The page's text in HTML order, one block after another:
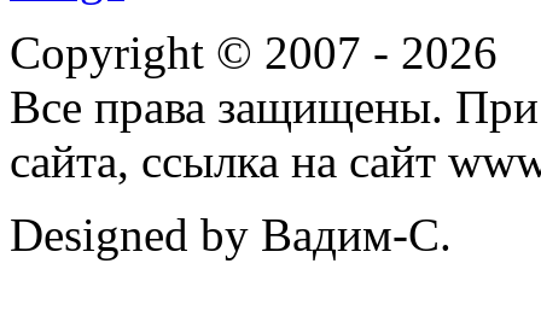
Copyright © 2007 - 2026
Все права защищены. При
сайта, ссылка на сайт
Designed by Вадим-С.